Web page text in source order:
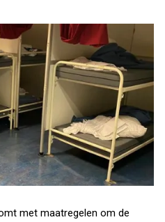
met maatregelen om de